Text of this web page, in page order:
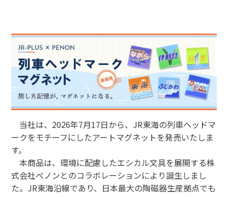
モバイルオーダーサービス
採用情報
お問い合わせ・FAQ
駅ナカみやげやこだわりの鉄道グッズ、オンライン限定商品な
どを取り揃えたサイトです。
JR東海MARKET
自社ECサイト
楽天市場
auPayマーケット
特産品や名産品たちを産地からみなさまのもとへお届けするサ
イトです。
当社は、2026年7月17日から、JR東海の列車ヘッドマ
ークをモチーフにしたアートマグネットを発売いたしま
す。
本商品は、環境に配慮したエシカル文具を展開する株
式会社ぺノンとのコラボレーションにより誕生しまし
た。JR東海沿線であり、日本最大の陶磁器生産拠点でも